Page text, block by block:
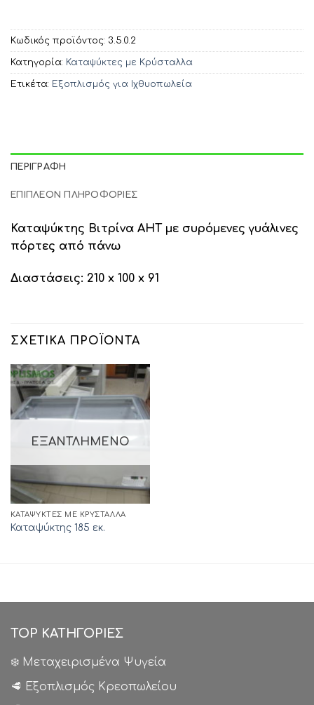
Κωδικός προϊόντος: 3.5.0.2
Κατηγορία: Καταψύκτες με Κρύσταλλα
Ετικέτα: Εξοπλισμός για Ιχθυοπωλεία
ΠΕΡΙΓΡΑΦΉ
ΕΠΙΠΛΈΟΝ ΠΛΗΡΟΦΟΡΊΕΣ
Καταψύκτης Βιτρίνα AHT με συρόμενες γυάλινες
πόρτες από πάνω
Διαστάσεις: 210 x 100 x 91
ΣΧΕΤΙΚΆ ΠΡΟΪΌΝΤΑ
ΕΞΑΝΤΛΗΜΈΝΟ
ΚΑΤΑΨΎΚΤΕΣ ΜΕ ΚΡΎΣΤΑΛΛΑ
Καταψύκτης 185 εκ.
TOP ΚΑΤΗΓΟΡΙΕΣ
❄️ Μεταχειρισμένα Ψυγεία
🥩 Εξοπλισμός Κρεοπωλείου